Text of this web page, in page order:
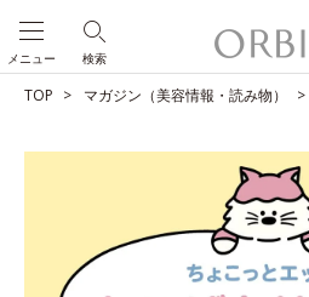
検索
メニュー
TOP マガジン（美容情報・読み物）